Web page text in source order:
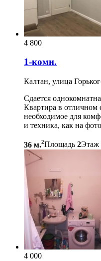
4 800
1-комн.
Калтан, улица
Сдается
Квартира в отличном
необходимое для
и техника, как на
36 м.2Площадь 2Этаж
4 000